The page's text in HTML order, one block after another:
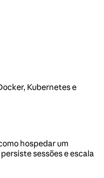
Kubernetes e
hospedar um
sessões e escala